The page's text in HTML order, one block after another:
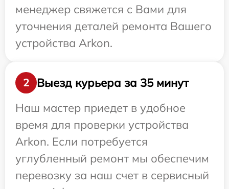
менеджер свяжется с Вами для
уточнения деталей ремонта Вашего
устройства Arkon.
2
Выезд курьера за 35 минут
Наш мастер приедет в удобное
время для проверки устройства
Arkon. Если потребуется
углубленный ремонт мы обеспечим
перевозку за наш счет в сервисный